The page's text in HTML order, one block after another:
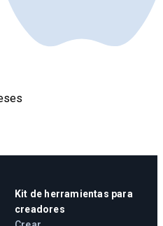
Kit de herramientas para
creadores